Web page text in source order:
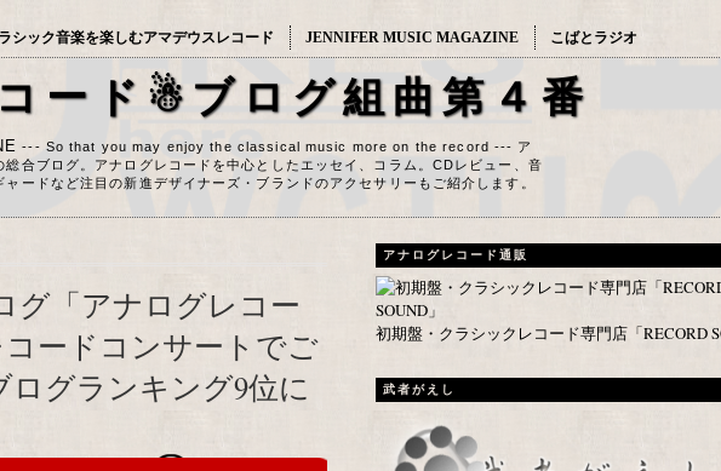
シック音楽を楽しむアマデウスレコード JENNIFER MUSIC MAGAZINE こばとラジオ
ード☃ブログ組曲第４番
--- So that you may enjoy the classical music more on the record --- ア
合ブログ。アナログレコードを中心としたエッセイ、コラム。CDレビュー、音
ードなど注目の新進デザイナーズ・ブランドのアクセサリーもご紹介します。
グ「アナログレコー
ードコンサートでご
グランキング9位に
アナログレコード通販
初期盤・クラシックレコード専門店「RECORD
武者がえし